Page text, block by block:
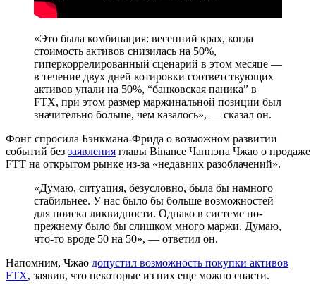
«Это была комбинация: весенний крах, когда
стоимость активов снизилась на 50%,
гиперкоррелированный сценарий в этом месяце —
в течение двух дней котировки соответствующих
активов упали на 50%, “банковская паника” в
FTX, при этом размер маржинальной позиции был
значительно больше, чем казалось», — сказал он.
Фонг спросила Бэнкмана-Фрида о возможном развитии
событий без заявления главы Binance Чанпэна Чжао о продаже
FTT на открытом рынке из-за «недавних разоблачений».
«Думаю, ситуация, безусловно, была бы намного
стабильнее. У нас было бы больше возможностей
для поиска ликвидности. Однако в системе по-
прежнему было бы слишком много маржи. Думаю,
что-то вроде 50 на 50», — ответил он.
Напомним, Чжао допустил возможность покупки активов
FTX, заявив, что некоторые из них еще можно спасти.